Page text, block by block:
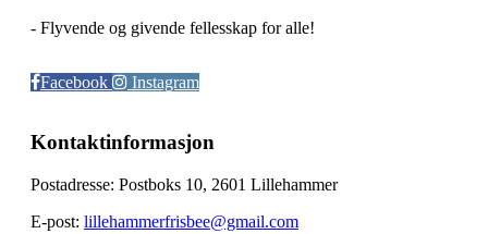
- Flyvende og givende fellesskap for alle!
Facebook Instagram
Kontaktinformasjon
Postadresse: Postboks 10, 2601 Lillehammer
E-post: lillehammerfrisbee@gmail.com